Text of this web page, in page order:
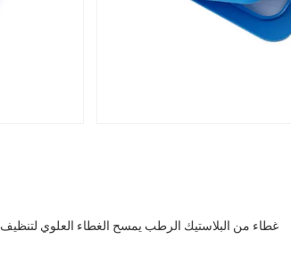
غطاء من البلاستيك الرطب يمسح الغطاء العلوي لتنظيف achohol الرطب يمسح L109mm